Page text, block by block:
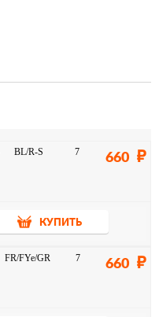
BL/R-S 7 660
КУПИТЬ
FR/FYe/GR 7 660